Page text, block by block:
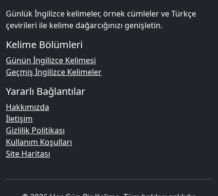
Günlük İngilizce kelimeler, örnek cümleler ve Türkçe
çevirileri ile kelime dağarcığınızı genişletin.
Kelime Bölümleri
Günün İngilizce Kelimesi
Geçmiş İngilizce Kelimeler
Yararlı Bağlantılar
Hakkımızda
İletişim
Gizlilik Politikası
Kullanım Koşulları
Site Haritası